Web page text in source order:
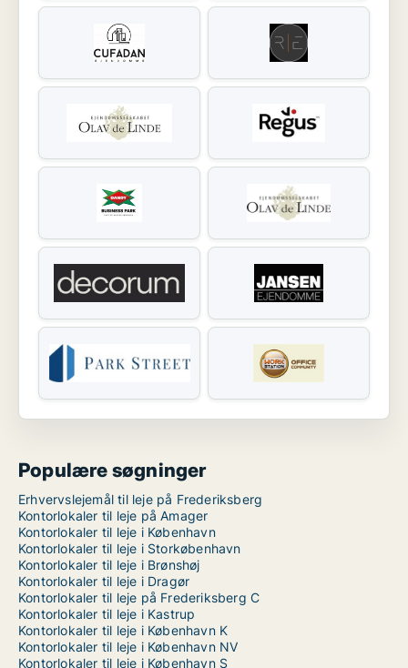
Populære søgninger
Erhvervslejemål til leje på Frederiksberg
Kontorlokaler til leje på Amager
Kontorlokaler til leje i København
Kontorlokaler til leje i Storkøbenhavn
Kontorlokaler til leje i Brønshøj
Kontorlokaler til leje i Dragør
Kontorlokaler til leje på Frederiksberg C
Kontorlokaler til leje i Kastrup
Kontorlokaler til leje i København K
Kontorlokaler til leje i København NV
Kontorlokaler til leje i København S